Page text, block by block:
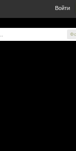
Войти